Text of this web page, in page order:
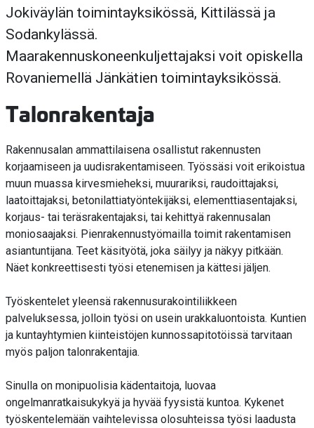
Jokiväylän toimintayksikössä, Kittilässä ja
Sodankylässä.
Maarakennuskoneenkuljettajaksi voit opiskella
Rovaniemellä Jänkätien toimintayksikössä.
Talonrakentaja
Rakennusalan ammattilaisena osallistut rakennusten
korjaamiseen ja uudisrakentamiseen. Työssäsi voit erikoistua
muun muassa kirvesmieheksi, muurariksi, raudoittajaksi,
laatoittajaksi, betonilattiatyöntekijäksi, elementtiasentajaksi,
korjaus- tai teräsrakentajaksi, tai kehittyä rakennusalan
moniosaajaksi. Pienrakennustyömailla toimit rakentamisen
asiantuntijana. Teet käsityötä, joka säilyy ja näkyy pitkään.
Näet konkreettisesti työsi etenemisen ja kättesi jäljen.
Työskentelet yleensä rakennusurakointiliikkeen
palveluksessa, jolloin työsi on usein urakkaluontoista. Kuntien
ja kuntayhtymien kiinteistöjen kunnossapitotöissä tarvitaan
myös paljon talonrakentajia.
Sinulla on monipuolisia kädentaitoja, luovaa
ongelmanratkaisukykyä ja hyvää fyysistä kuntoa. Kykenet
työskentelemään vaihtelevissa olosuhteissa työsi laadusta